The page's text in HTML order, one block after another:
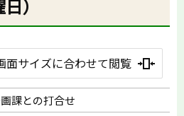
）
面サイズに合わせて閲覧
課との打合せ